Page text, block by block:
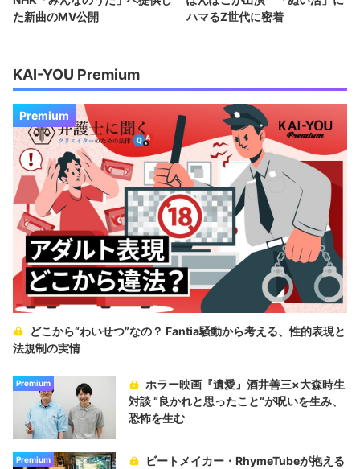
た新曲のMV公開
ハマるZ世代に密着
KAI-YOU Premium
Premium
どこから“わいせつ”なの？ Fantia騒動から考える、性的表現と
法規制の実情
Premium
ホラー映画『遺愛』酒井善三×大森時生
対談 “良かれと思ったこと“が呪いを生み、
恐怖を生む
Premium
ビートメイカー・RhymeTubeが抱える